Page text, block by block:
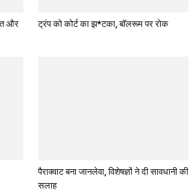
और
ट्रंप को कोर्ट का झ*टका, बॉलरूम पर रोक
पैराक्वाट बना जानलेवा, विशेषज्ञों ने दी सावधानी की
सलाह